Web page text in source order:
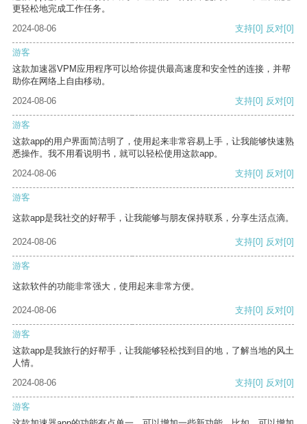
更轻松地完成工作任务。
2024-08-06
支持[0] 反对[0]
游客
这款加速器VPM应用程序可以给你提供最高速度和安全性的连接，并帮
助你在网络上自由移动。
2024-08-06
支持[0] 反对[0]
游客
这款app的用户界面简洁明了，使用起来非常容易上手，让我能够快速熟
悉操作。我不用看说明书，就可以轻松使用这款app。
2024-08-06
支持[0] 反对[0]
游客
这款app是我社交的好帮手，让我能够与朋友保持联系，分享生活点滴。
2024-08-06 支持[0] 反对[0]
游客
这款软件的功能非常强大，使用起来非常方便。
2024-08-06 支持[0] 反对[0]
游客
这款app是我旅行的好帮手，让我能够轻松找到目的地，了解当地的风土
人情。
2024-08-06
支持[0] 反对[0]
游客